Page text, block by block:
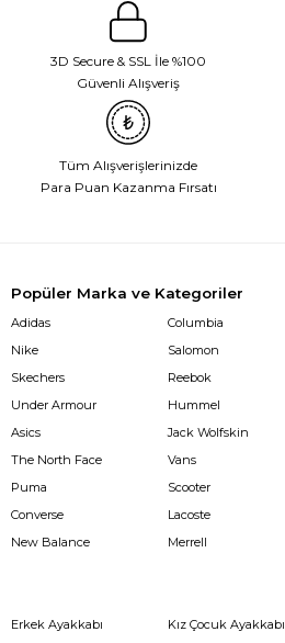
3D Secure & SSL İle %100
Güvenli Alışveriş
Tüm Alışverişlerinizde
Para Puan Kazanma Fırsatı
Popüler Marka ve Kategoriler
Adidas
Nike
Skechers
Under Armour
Asics
The North Face
Puma
Converse
New Balance
Columbia
Salomon
Reebok
Hummel
Jack Wolfskin
Vans
Scooter
Lacoste
Merrell
Erkek Ayakkabı
Kız Çocuk Ayakkabı